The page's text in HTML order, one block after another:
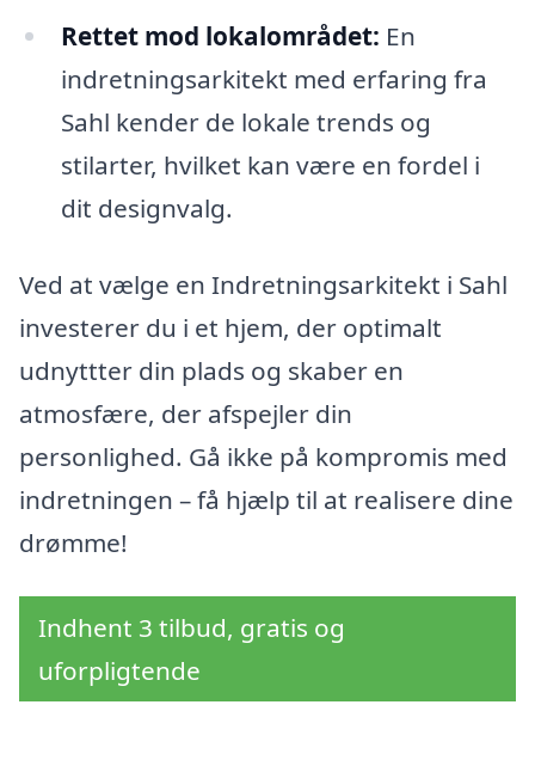
Rettet mod lokalområdet: En
indretningsarkitekt med erfaring fra
Sahl kender de lokale trends og
stilarter, hvilket kan være en fordel i
dit designvalg.
Ved at vælge en Indretningsarkitekt i Sahl
investerer du i et hjem, der optimalt
udnyttter din plads og skaber en
atmosfære, der afspejler din
personlighed. Gå ikke på kompromis med
indretningen – få hjælp til at realisere dine
drømme!
Indhent 3 tilbud, gratis og
uforpligtende